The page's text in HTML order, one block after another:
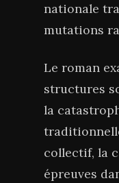
nationale
mutations
Le roman
structures
la
collectif, la
épreuves